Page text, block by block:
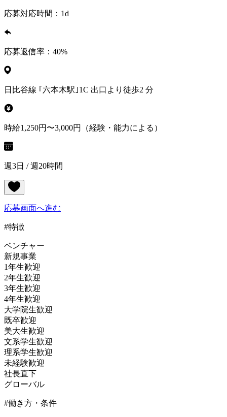
応募対応時間： 1d
応募返信率： 40%
日比谷線 ｢六本木駅｣1C 出口より徒歩2 分
時給1,250円〜3,000円（経験・能力による）
週3日 / 週20時間
応募画面へ進む
#特徴
ベンチャー
新規事業
1年生歓迎
2年生歓迎
3年生歓迎
4年生歓迎
大学院生歓迎
既卒歓迎
美大生歓迎
文系学生歓迎
理系学生歓迎
未経験歓迎
社長直下
グローバル
#働き方・条件